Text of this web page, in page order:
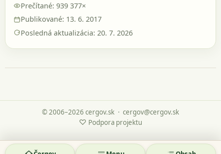
Prečítané: 939 377×
Publikované: 13. 6. 2017
Posledná aktualizácia: 20. 7. 2026
© 2006–2026 cergov.sk
♡ Podpora projektu
· cergov@cergov.sk